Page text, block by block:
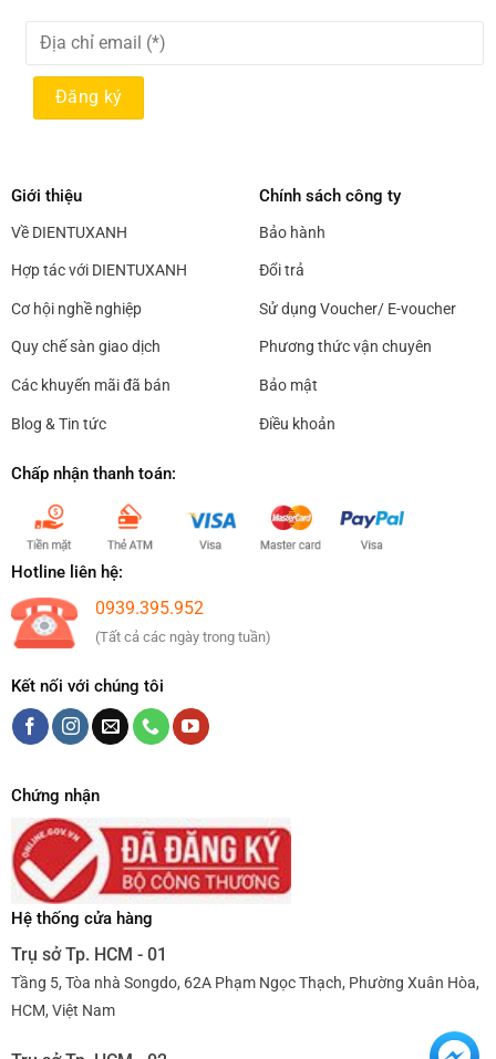
Giới thiệu
Về DIENTUXANH
Hợp tác với DIENTUXANH
Cơ hội nghề nghiệp
Quy chế sàn giao dịch
Các khuyến mãi đã bán
Blog & Tin tức
Chính sách công ty
Bảo hành
Đổi trả
Sử dụng Voucher/ E-voucher
Phương thức vận chuyên
Bảo mật
Điều khoản
Chấp nhận thanh toán:
Hotline liên hệ:
0939.395.952
(Tất cả các ngày trong tuần)
Kết nối với chúng tôi
Chứng nhận
Hệ thống cửa hàng
Trụ sở Tp. HCM - 01
Tầng 5, Tòa nhà Songdo, 62A Phạm Ngọc Thạch, Phường Xuân Hòa,
HCM, Việt Nam